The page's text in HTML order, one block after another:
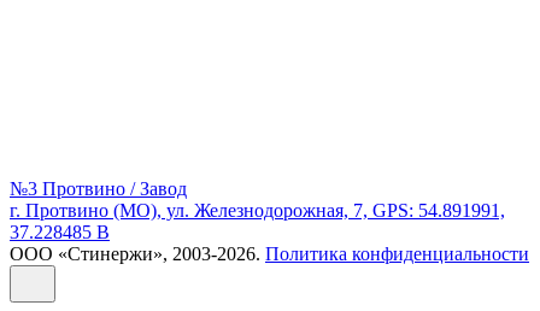
№3 Протвино / Завод
г. Протвино (МО), ул. Железнодорожная, 7, GPS: 54.891991,
37.228485 В
ООО «Стинержи», 2003-2026. Политика конфиденциальности